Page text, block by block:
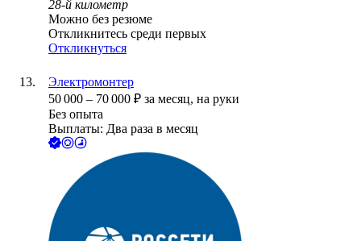
28-й километр
Можно без резюме
Откликнитесь среди первых
Откликнуться
Электромонтер
50 000 – 70 000 ₽ за месяц, на руки
Без опыта
Выплаты: Два раза в месяц